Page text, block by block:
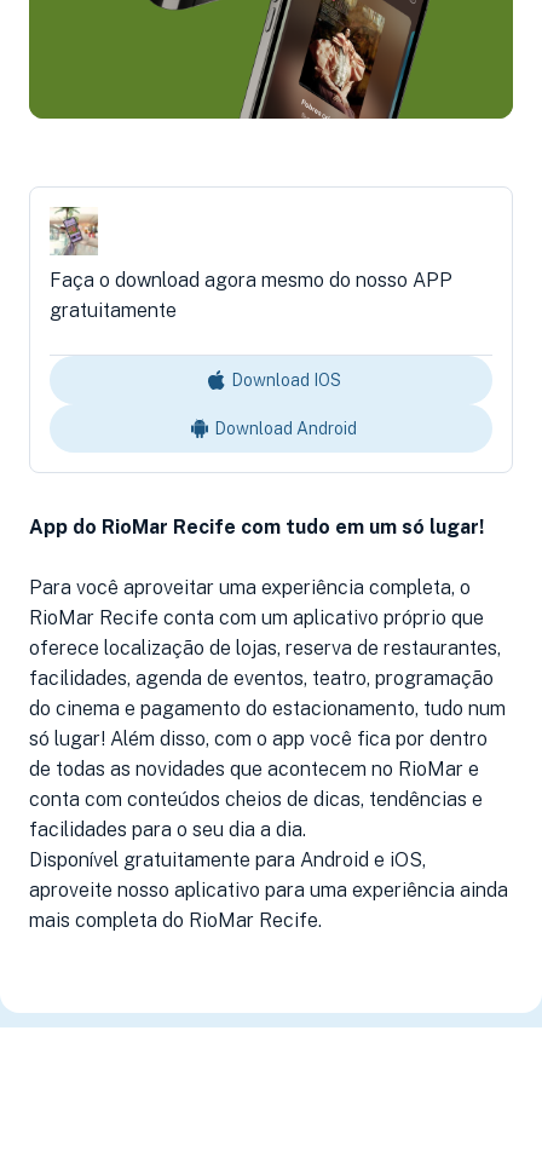
Faça o download agora mesmo do nosso APP
gratuitamente
Download IOS
Download Android
App do RioMar Recife com tudo em um só lugar!
Para você aproveitar uma experiência completa, o
RioMar Recife conta com um aplicativo próprio que
oferece localização de lojas, reserva de restaurantes,
facilidades, agenda de eventos, teatro, programação
do cinema e pagamento do estacionamento, tudo num
só lugar! Além disso, com o app você fica por dentro
de todas as novidades que acontecem no RioMar e
conta com conteúdos cheios de dicas, tendências e
facilidades para o seu dia a dia.
Disponível gratuitamente para Android e iOS,
aproveite nosso aplicativo para uma experiência ainda
mais completa do RioMar Recife.